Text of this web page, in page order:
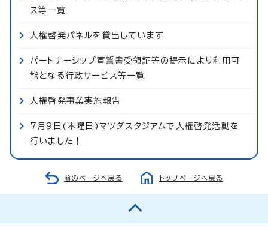
ス等一覧
人権啓発パネルを貸出しています
パートナーシップ宣誓書受領証等の提示により利用可
能となる行政サービス等一覧
人権啓発事業実施報告
7月9日(木曜日)マツダスタジアムで人権啓発活動を
行いました！
前のページへ戻る トップページへ戻る